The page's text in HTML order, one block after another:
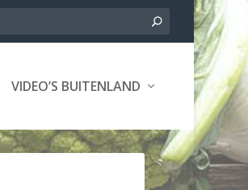
VIDEO’S BUITENLAND